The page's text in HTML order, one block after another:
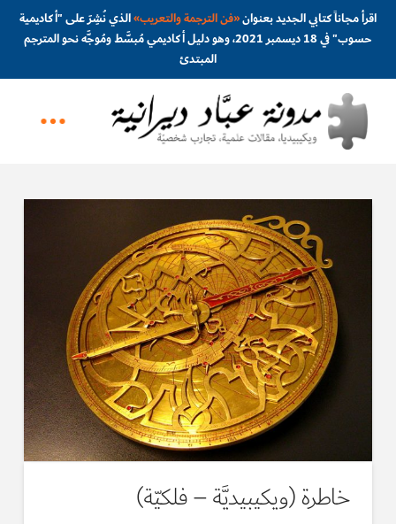
اقرأ مجاناً كتابي الجديد بعنوان«فن الترجمة والتعريب»الذي نُشِرَ على "أكاديمية
حسوب" في 18 ديسمبر 2021، وهو دليل أكاديمي مُبسَّط ومُوجَّه نحو المترجم
المبتدئ
خاطرة (ويكيبيديَّة – فلكيّة)